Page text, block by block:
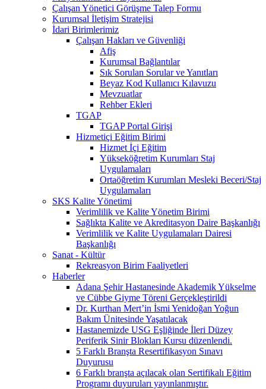
Çalışan Yönetici Görüşme Talep Formu
Kurumsal İletişim Stratejisi
İdari Birimlerimiz
Çalışan Hakları ve Güvenliği
Afiş
Kurumsal Bağlantılar
Sık Sorulan Sorular ve Yanıtları
Beyaz Kod Kullanıcı Kılavuzu
Mevzuatlar
Rehber Ekleri
TGAP
TGAP Portal Girişi
Hizmetiçi Eğitim Birimi
Hizmet İçi Eğitim
Yükseköğretim Kurumları Staj
Uygulamaları
Ortaöğretim Kurumları Mesleki Beceri/Staj
Uygulamaları
SKS Kalite Yönetimi
Verimlilik ve Kalite Yönetim Birimi
Sağlıkta Kalite ve Akreditasyon Daire Başkanlığı
Verimlilik ve Kalite Uygulamaları Dairesi
Başkanlığı
Sanat - Kültür
Rekreasyon Birim Faaliyetleri
Haberler
Adana Şehir Hastanesinde Akademik Yükselme
ve Cübbe Giyme Töreni Gerçekleştirildi
Dr. Kurthan Mert’in İsmi Yenidoğan Yoğun
Bakım Ünitesinde Yaşatılacak
Hastanemizde USG Eşliğinde İleri Düzey
Periferik Sinir Blokları Kursu düzenlendi.
5 Farklı Branşta Resertifikasyon Sınavı
Duyurusu
6 Farklı branşta açılacak olan Sertifikalı Eğitim
Programı duyuruları yayınlanmıştır.